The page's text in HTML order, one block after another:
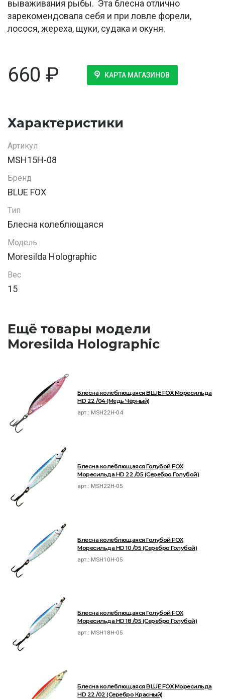
вываживания рыбы. Эта блесна отлично
зарекомендовала себя и при ловле форели,
лосося, жереха, щуки, судака и окуня.
660 ₽ КАРТА МАГАЗИНОВ
Характеристики
Артикул
MSH15H-08
Бренд
BLUE FOX
Тип
Блесна колеблющаяся
Модель
Moresilda Holographic
Вес
15
Ещё товары модели
Moresilda Holographic
Блесна колеблющаяся BLUE FOX Моресильда
HD 22 /04 (Медь Чёрный)
арт.: MSH22H-04
Блесна колеблющаяся Голубой FOX
Моресильда HD 22 /05 (Серебро Голубой)
арт.: MSH22H-05
Блесна колеблющаяся Голубой FOX
Моресильда HD 10 /05 (Серебро Голубой)
арт.: MSH10H-05
Блесна колеблющаяся Голубой FOX
Моресильда HD 18 /05 (Серебро Голубой)
арт.: MSH18H-05
Блесна колеблющаяся BLUE FOX Моресильда
HD 22 /02 (Серебро Красный)